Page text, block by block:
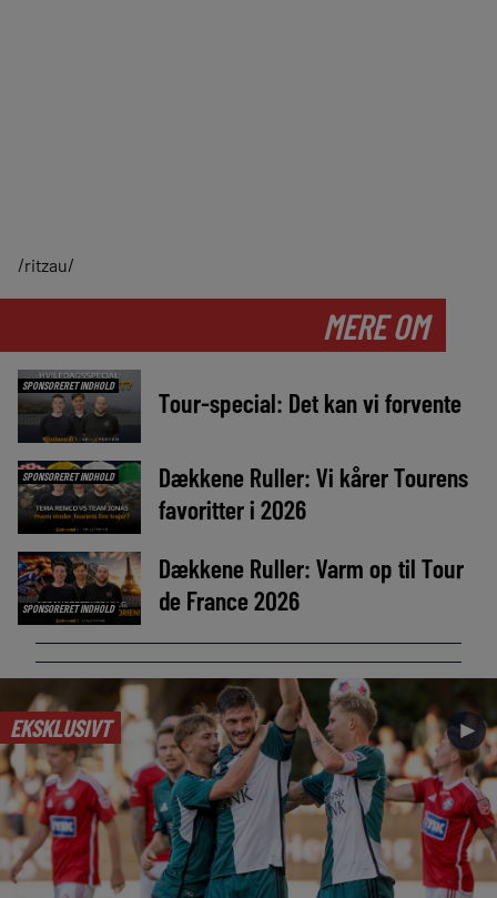
/ritzau/
MERE OM
SPONSORERET INDHOLD
Tour-special: Det kan vi forvente
SPONSORERET INDHOLD
Dækkene Ruller: Vi kårer Tourens
favoritter i 2026
SPONSORERET INDHOLD
Dækkene Ruller: Varm op til Tour
de France 2026
EKSKLUSIVT ►